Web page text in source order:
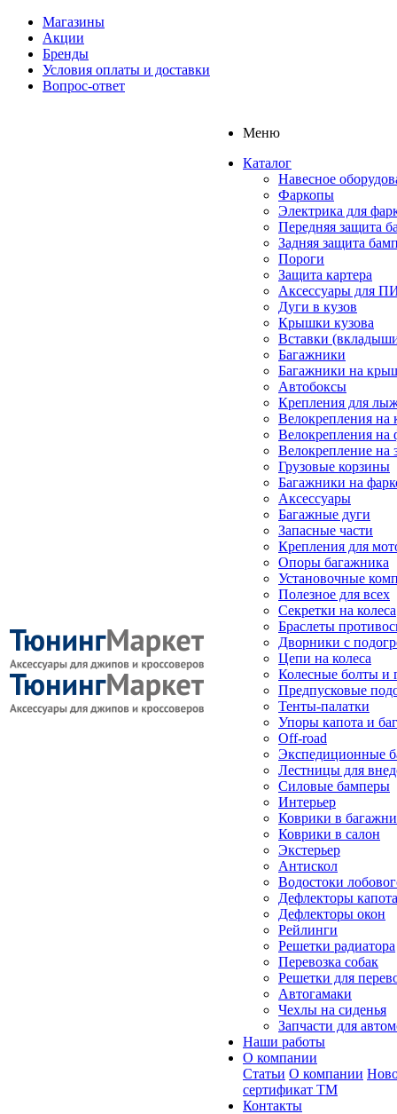
Магазины
Акции
Бренды
Условия оплаты и доставки
Вопрос-ответ
Меню
Каталог
Навесное
Фаркопы
Электрика для
Передняя защита
Задняя защита
Пороги
Защита картера
Аксессуары для
Дуги в кузов
Крышки кузова
Вставки
Багажники
Багажники на
Автобоксы
Крепления для
Велокрепления
Велокрепления на
Велокрепление на
Грузовые корзины
Багажники на
Аксессуары
Багажные дуги
Запасные части
Крепления для
Опоры багажника
Установочные
Полезное для всех
Секретки на колеса
Браслеты
Дворники с
Цепи на колеса
Колесные болты и
Предпусковые
Тенты-палатки
Упоры капота и
Off-road
Экспедиционные
Лестницы для
Силовые бамперы
Интерьер
Коврики в
Коврики в салон
Экстерьер
Антискол
Водостоки
Дефлекторы капота
Дефлекторы окон
Рейлинги
Решетки радиатора
Перевозка собак
Решетки для
Автогамаки
Чехлы на сиденья
Запчасти для
Наши работы
О компании
Статьи О компании
сертификат ТМ
Контакты